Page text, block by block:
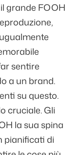
grande FOOH
sentire
a un brand.
su questo.
cruciale. Gli
la sua spina
pianificati di